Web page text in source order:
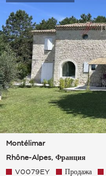
Montélimar
Rhône-Alpes, Франция
V0079EY Продажа